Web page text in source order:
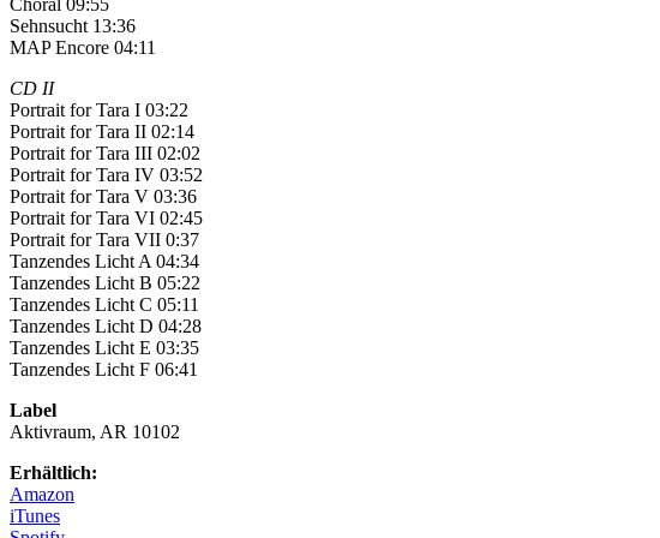
Choral 09:55
Sehnsucht 13:36
MAP Encore 04:11
CD II
Portrait for Tara I 03:22
Portrait for Tara II 02:14
Portrait for Tara III 02:02
Portrait for Tara IV 03:52
Portrait for Tara V 03:36
Portrait for Tara VI 02:45
Portrait for Tara VII 0:37
Tanzendes Licht A 04:34
Tanzendes Licht B 05:22
Tanzendes Licht C 05:11
Tanzendes Licht D 04:28
Tanzendes Licht E 03:35
Tanzendes Licht F 06:41
Label
Aktivraum, AR 10102
Erhältlich:
Amazon
iTunes